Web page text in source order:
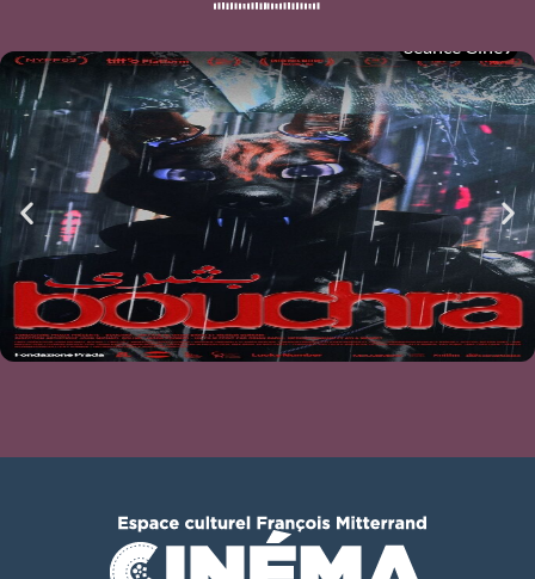
Ciné-atelier du mois de mai
BOUCHRA
mer 05/08
21h00